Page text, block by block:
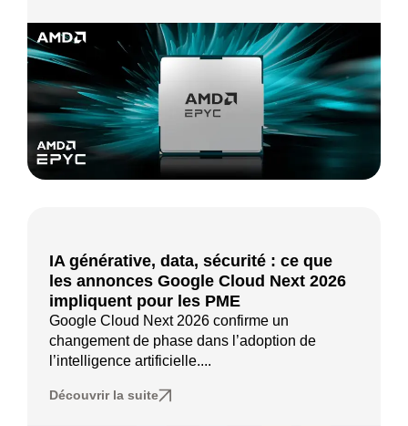
IA générative, data, sécurité : ce que
les annonces Google Cloud Next 2026
impliquent pour les PME
Google Cloud Next 2026 confirme un
changement de phase dans l’adoption de
l’intelligence artificielle....
Découvrir la suite